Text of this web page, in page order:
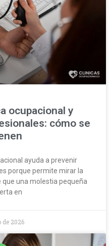
ocupacional y
cómo se
ayuda a prevenir
porque permite mirar la
una molestia pequeña
en
de 2026